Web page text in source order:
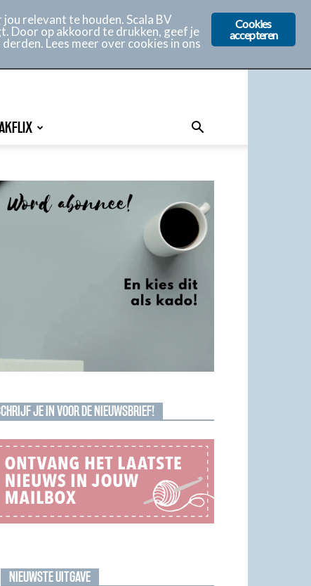
JE IN VOOR DE NIEUWSBRIEF!
NIEUWSTE UITGAVE
Cookies
accepteren
relevant te houden. Scala BV
Door op akkoord te drukken, geef je
Lees meer over cookies in ons